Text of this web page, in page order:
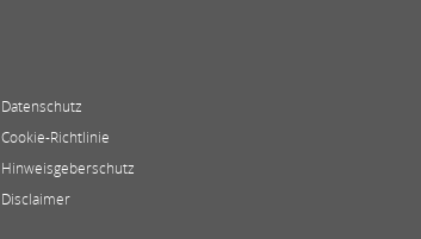
Datenschutz
Cookie-Richtlinie
Hinweisgeberschutz
Disclaimer